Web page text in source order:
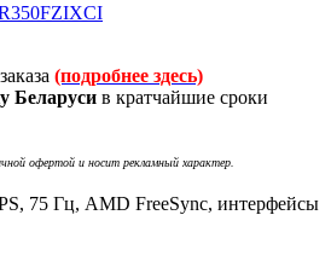
заказа (подробнее здесь)
Беларуси в кратчайшие сроки
офертой и носит рекламный характер.
75 Гц, AMD FreeSync, интерфейсы